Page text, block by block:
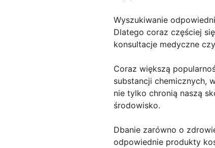
Wyszukiwanie
Dlatego coraz częściej
konsultacje medyczne
Coraz większą
substancji chemicznych,
nie tylko chronią naszą
środowisko.
Dbanie zarówno o
odpowiednie produkty